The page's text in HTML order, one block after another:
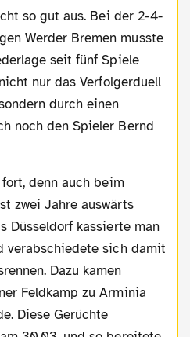
Werder Bremen musste
seit fünf Spiele
nur das Verfolgerduell
durch einen
noch den Spieler Bernd
zwei Jahre auswärts
Düsseldorf kassierte man
verabschiedete sich damit
Dazu kamen
Feldkamp zu Arminia
Diese Gerüchte